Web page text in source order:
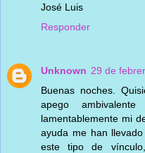
José Luis
Responder
Unknown 29 de
Buenas noches.
apego
lamentablemente mi
ayuda me han
este tipo de